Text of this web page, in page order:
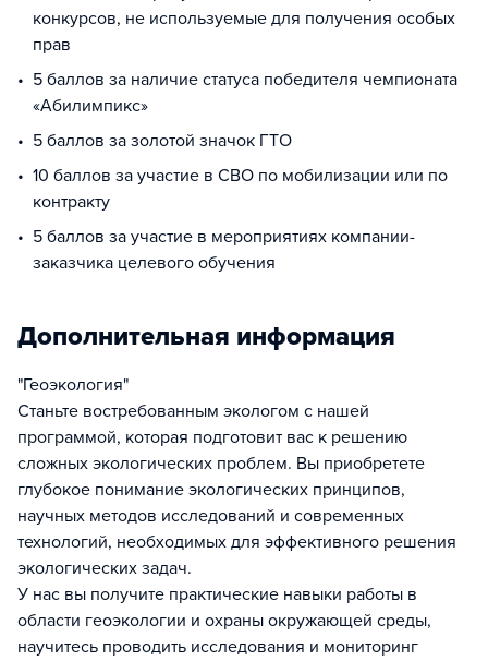
конкурсов, не используемые для получения особых
прав
5 баллов за наличие статуса победителя чемпионата
«Абилимпикс»
5 баллов за золотой значок ГТО
10 баллов за участие в СВО по мобилизации или по
контракту
5 баллов за участие в мероприятиях компании-
заказчика целевого обучения
Дополнительная информация
"Геоэкология"
Станьте востребованным экологом с нашей
программой, которая подготовит вас к решению
сложных экологических проблем. Вы приобретете
глубокое понимание экологических принципов,
научных методов исследований и современных
технологий, необходимых для эффективного решения
экологических задач.
У нас вы получите практические навыки работы в
области геоэкологии и охраны окружающей среды,
научитесь проводить исследования и мониторинг